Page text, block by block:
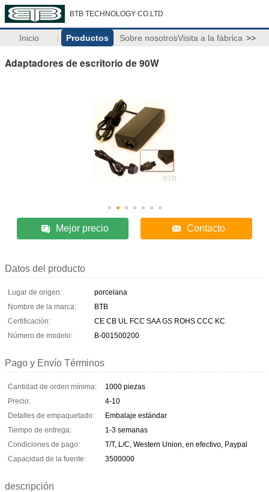
BTB TECHNOLOGY CO.LTD
Inicio Productos Sobre nosotrosVisita a la fábrica >>
Adaptadores de escritorio de 90W
Mejor precio Contacto
Datos del producto
Lugar de origen:
porcelana
Nombre de la marca:
BTB
Certificación:
CE CB UL FCC SAA GS ROHS CCC KC
Número de modelo:
B-001500200
Pago y Envío Términos
Cantidad de orden mínima:
1000 piezas
Precio:
4-10
Detalles de empaquetado:
Embalaje estándar
Tiempo de entrega:
1-3 semanas
Condiciones de pago:
T/T, L/C, Western Union, en efectivo, Paypal
Capacidad de la fuente:
3500000
descripción